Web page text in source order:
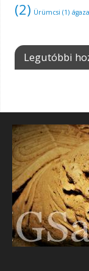
(2) Ürümcsi (1)
Legutóbbi